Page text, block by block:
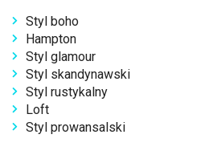
Styl boho
Hampton
Styl glamour
Styl skandynawski
Styl rustykalny
Loft
Styl prowansalski